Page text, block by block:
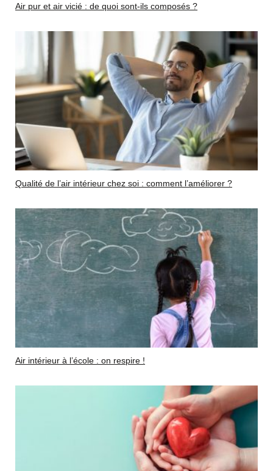
Air pur et air vicié : de quoi sont-ils composés ?
Qualité de l’air intérieur chez soi : comment l’améliorer ?
Air intérieur à l’école : on respire !